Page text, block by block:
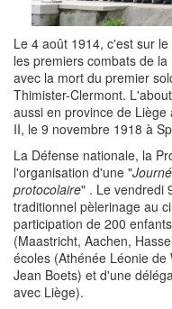
Le 4 août 1914, c'est sur
les premiers combats de
avec la mort du premier
Thimister-Clermont.
aussi en province de
II, le 9 novembre 1918 à
La Défense nationale, la
l'organisation d'une "
protocolaire" . Le vendredi
traditionnel pèlerinage au
participation de 200
(Maastricht, Aachen,
écoles (Athénée Léonie
Jean Boets) et d'une
avec Liège).